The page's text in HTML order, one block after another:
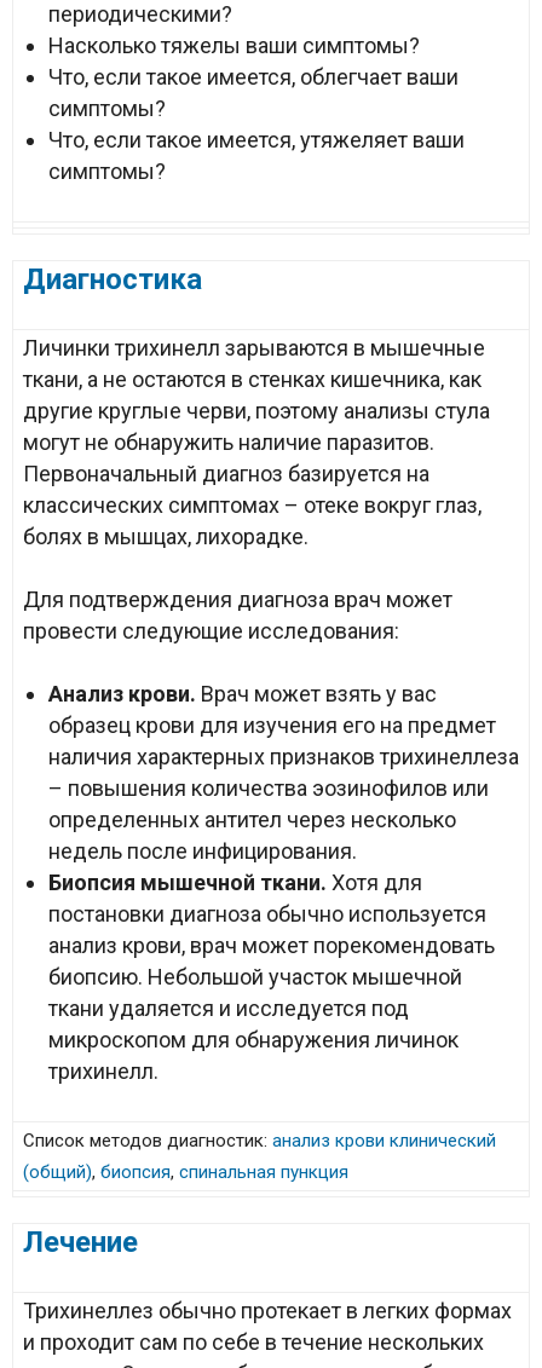
периодическими?
Насколько тяжелы ваши симптомы?
Что, если такое имеется, облегчает ваши
симптомы?
Что, если такое имеется, утяжеляет ваши
симптомы?
Диагностика
Личинки трихинелл зарываются в мышечные
ткани, а не остаются в стенках кишечника, как
другие круглые черви, поэтому анализы стула
могут не обнаружить наличие паразитов.
Первоначальный диагноз базируется на
классических симптомах – отеке вокруг глаз,
болях в мышцах, лихорадке.
Для подтверждения диагноза врач может
провести следующие исследования:
Анализ крови. Врач может взять у вас
образец крови для изучения его на предмет
наличия характерных признаков трихинеллеза
– повышения количества эозинофилов или
определенных антител через несколько
недель после инфицирования.
Биопсия мышечной ткани. Хотя для
постановки диагноза обычно используется
анализ крови, врач может порекомендовать
биопсию. Небольшой участок мышечной
ткани удаляется и исследуется под
микроскопом для обнаружения личинок
трихинелл.
Список методов диагностик: анализ крови клинический
(общий), биопсия, спинальная пункция
Лечение
Трихинеллез обычно протекает в легких формах
и проходит сам по себе в течение нескольких